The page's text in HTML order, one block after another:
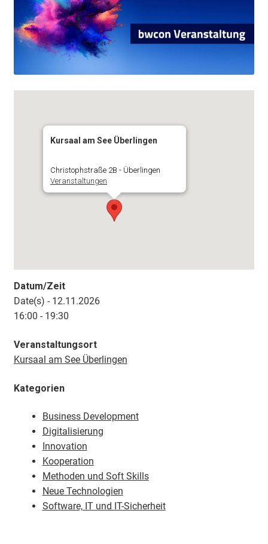
Kursaal am See Überlingen
Christophstraße 2B - Überlingen
Veranstaltungen
Datum/Zeit
Date(s) - 12.11.2026
16:00 - 19:30
Veranstaltungsort
Kursaal am See Überlingen
Kategorien
Business Development
Digitalisierung
Innovation
Kooperation
Methoden und Soft Skills
Neue Technologien
Software, IT und IT-Sicherheit